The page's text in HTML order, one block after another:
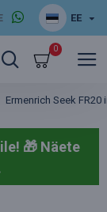
EE
0
Ermenrich Seek
🎁 Näete